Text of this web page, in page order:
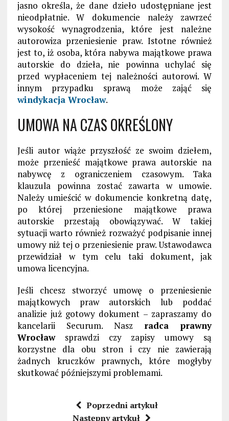
jasno określa, że dane dzieło udostępniane jest
nieodpłatnie. W dokumencie należy zawrzeć
wysokość wynagrodzenia, które jest należne
autorowiza przeniesienie praw. Istotne również
jest to, iż osoba, która nabywa majątkowe prawa
autorskie do dzieła, nie powinna uchylać się
przed wypłaceniem tej należności autorowi. W
innym przypadku sprawą może zająć się
windykacja Wrocław.
UMOWA NA CZAS OKREŚLONY
Jeśli autor wiąże przyszłość ze swoim dziełem,
może przenieść majątkowe prawa autorskie na
nabywcę z ograniczeniem czasowym. Taka
klauzula powinna zostać zawarta w umowie.
Należy umieścić w dokumencie konkretną datę,
po której przeniesione majątkowe prawa
autorskie przestają obowiązywać. W takiej
sytuacji warto również rozważyć podpisanie innej
umowy niż tej o przeniesienie praw. Ustawodawca
przewidział w tym celu taki dokument, jak
umowa licencyjna.
Jeśli chcesz stworzyć umowę o przeniesienie
majątkowych praw autorskich lub poddać
analizie już gotowy dokument – zapraszamy do
kancelarii Securum. Nasz radca prawny
Wrocławsprawdzi czy zapisy umowy są
korzystne dla obu stron i czy nie zawierają
żadnych kruczków prawnych, które mogłyby
skutkować późniejszymi problemami.
Poprzedni artykuł
Następny artykuł